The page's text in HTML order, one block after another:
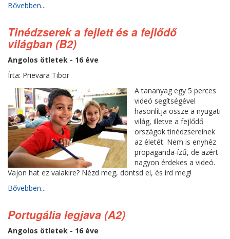
Bővebben...
Tinédzserek a fejlett és a fejlődő
világban (B2)
Angolos ötletek - 16 éve
Írta: Prievara Tibor
A tananyag egy 5 perces
videó segítségével
hasonlítja össze a nyugati
világ, illetve a fejlődő
országok tinédzsereinek
az életét. Nem is enyhéz
propaganda-ízű, de azért
nagyon érdekes a videó.
Vajon hat ez valakire? Nézd meg, döntsd el, és írd meg!
Bővebben...
Portugália legjava (A2)
Angolos ötletek - 16 éve